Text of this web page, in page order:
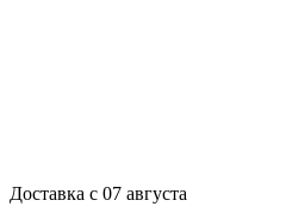
Доставка с 07 августа